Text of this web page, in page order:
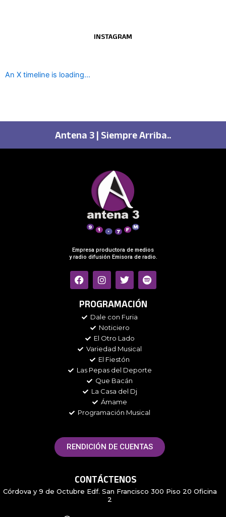
INSTAGRAM
An X timeline is loading...
Antena 3 | Siempre Arriba..
Empresa productora de medios
y radio difusión Emisora de radio.
F
a
e
o
I
n
t
g
r
a
m
T
w
t
e
r
S
p
t
PROGRAMACIÓN
Dale con Furia
Noticiero
El Otro Lado
Variedad Musical
El Fiestón
Las Pepas del Deporte
Que Bacán
La Casa del Dj
Ámame
Programación Musical
RENDICIÓN DE CUENTAS
CONTÁCTENOS
Córdova y 9 de Octubre Edf. San Francisco 300 Piso 20 Oficina
2